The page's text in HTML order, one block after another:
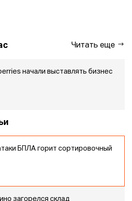
Читать еще
начали выставлять бизнес
БПЛА горит сортировочный
загорелся склад